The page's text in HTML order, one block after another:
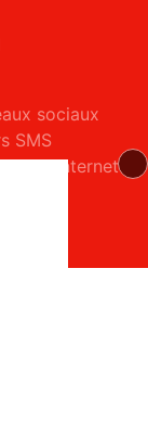
sociaux
SMS
et internet